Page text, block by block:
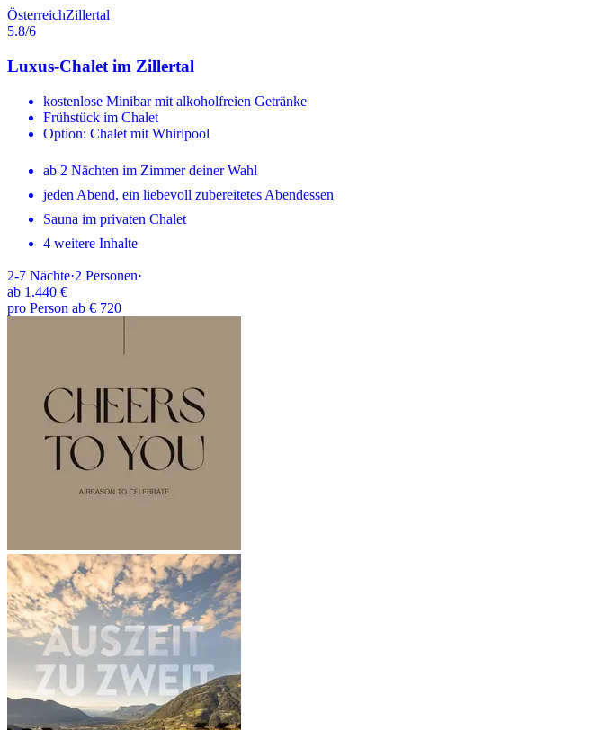
ÖsterreichZillertal
5.8/6
Luxus-Chalet im Zillertal
kostenlose Minibar mit alkoholfreien Getränke
Frühstück im Chalet
Option: Chalet mit Whirlpool
ab 2 Nächten im Zimmer deiner Wahl
jeden Abend, ein liebevoll zubereitetes Abendessen
Sauna im privaten Chalet
4 weitere Inhalte
2-7 Nächte·2 Personen·
ab 1.440 €
pro Person ab € 720